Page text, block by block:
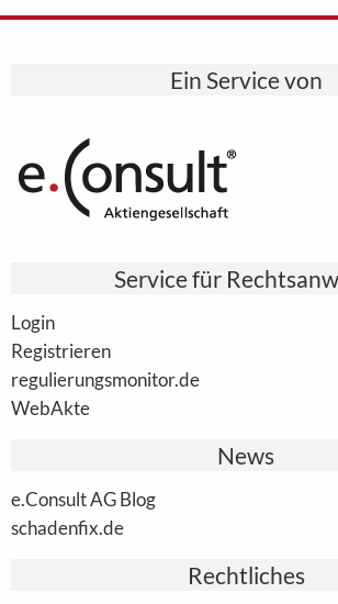
Ein Service von
Service für
Login
Registrieren
regulierungsmonitor.de
WebAkte
News
e.Consult AG Blog
schadenfix.de
Rechtliches